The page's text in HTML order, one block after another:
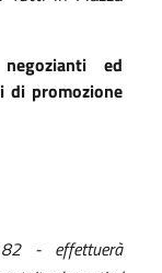
ed
di promozione
82 - effettuerà